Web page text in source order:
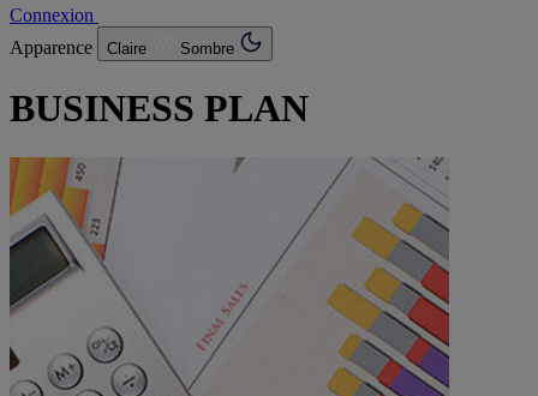
Connexion
Apparence
Claire Sombre
BUSINESS PLAN